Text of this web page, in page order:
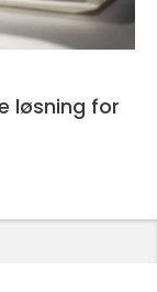
løsning for